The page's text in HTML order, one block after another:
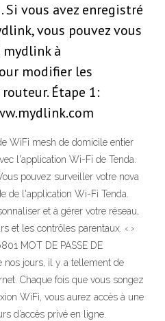
Si vous avez enregistré
vous pouvez vous
à
modifier les
Étape 1:
WiFi mesh de domicile entier
l'application Wi-Fi de Tenda.
pouvez surveiller votre nova
de l'application Wi-Fi Tenda.
et à gérer votre réseau,
et les contrôles parentaux. ‹ ›
MOT DE PASSE DE
nos jours, il y a tellement de
Chaque fois que vous songez
WiFi, vous aurez accès à une
d’accès privé en ligne.